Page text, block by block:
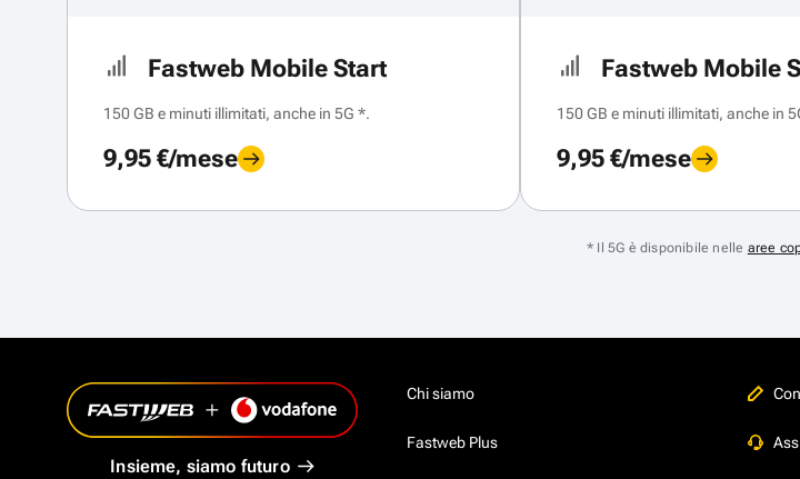
Fastweb Mobile Start
150 GB e minuti illimitati, anche in 5G *.
9,95 €/mese
Fastweb Mobile
150 GB e minuti illimitati, anche in
9,95 €/mese
* Il 5G è disponibile nelle aree
Insieme, siamo futuro
Chi siamo
Fastweb Plus